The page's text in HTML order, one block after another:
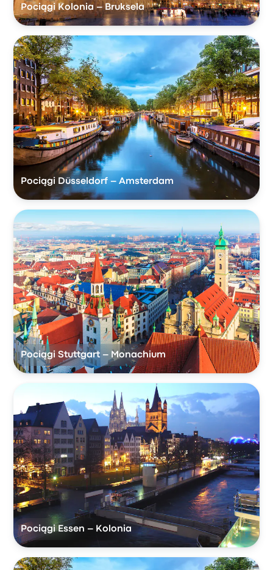
Pociągi Kolonia – Bruksela
Pociągi Düsseldorf – Amsterdam
Pociągi Stuttgart – Monachium
Pociągi Essen – Kolonia